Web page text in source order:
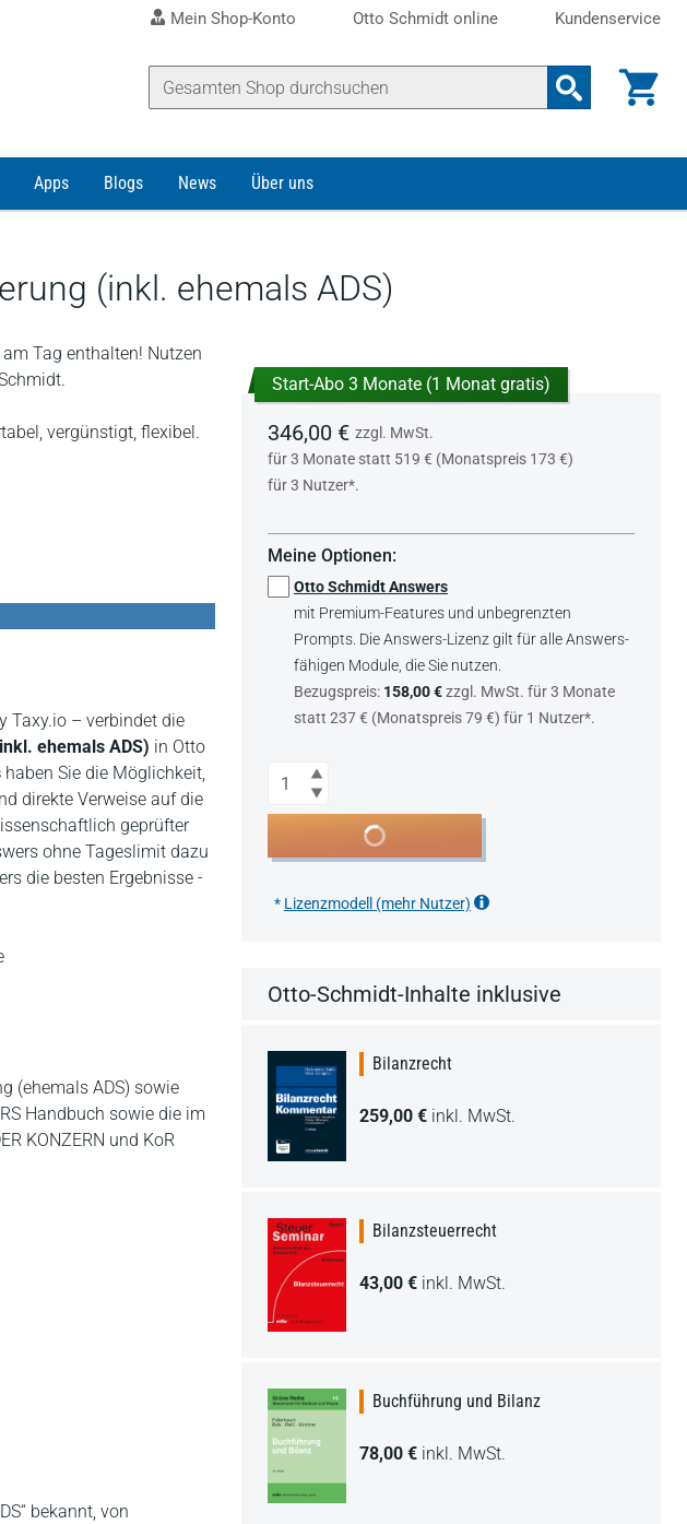
Mein Shop-Konto Otto Schmidt online Kundenservice
Apps Blogs News Über uns
(inkl. ehemals ADS)
Tag enthalten! Nutzen
vergünstigt, flexibel.
Start-Abo 3 Monate (1 Monat gratis)
346,00 € zzgl. MwSt.
für 3 Monate statt 519 € (Monatspreis 173 €)
für 3 Nutzer*.
Meine Optionen:
Otto Schmidt Answers
mit Premium-Features und unbegrenzten
Prompts. Die Answers-Lizenz gilt für alle Answers-
fähigen Module, die Sie nutzen.
Bezugspreis: 158,00 €zzgl. MwSt. für 3 Monate
statt 237 € (Monatspreis 79 €) für 1 Nutzer*.
Anzahl
In den Warenkorb
* Lizenzmodell (mehr Nutzer)
Taxy.io – verbindet die
ehemals ADS) in Otto
haben Sie die Möglichkeit,
direkte Verweise auf die
geprüfter
ohne Tageslimit dazu
die besten Ergebnisse -
(ehemals ADS) sowie
Handbuch sowie die im
KONZERN und KoR
bekannt, von
Otto-Schmidt-Inhalte inklusive
Bilanzrecht
259,00 € inkl. MwSt.
Bilanzsteuerrecht
43,00 € inkl. MwSt.
Buchführung und Bilanz
78,00 € inkl. MwSt.